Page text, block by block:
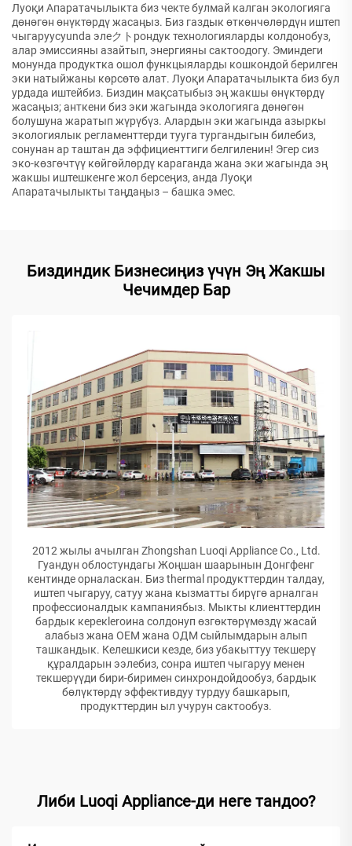
Луоқи Апаратачылыкта биз чекте булмай калган экологияга
дөнөгөн өнүктөрдү жасаңыз. Биз газдык өткөнчөлөрдүн иштеп
чыгаруусуunda элеクトрондук технологияларды колдонобуз,
алар эмиссияны азайтып, энергияны сактоодогу. Эминдеги
монунда продуктка ошол функцыяларды кошкондой берилген
эки натыйжаны көрсөтө алат. Луоқи Апаратачылыкта биз бул
урдада иштейбиз. Биздин мақсатыбыз эң жакшы өнүктөрдү
жасаңыз; анткени биз эки жагында экологияга дөнөгөн
болушуна жаратып жүрүбүз. Алардын эки жагында азыркы
экологиялык регламенттерди тууга тургандыгын билебиз,
сонунан ар таштан да эффициенттиги белгиленин! Эгер сиз
эко-көзгөчтүү көйгөйлөрдү караганда жана эки жагында эң
жакшы иштешкенге жол берсеңиз, анда Луоқи
Апаратачылыкты таңдаңыз – башка эмес.
Биздиндик Бизнесиңиз үчүн Эң Жакшы
Чечимдер Бар
2012 жылы ачылган Zhongshan Luoqi Appliance Co., Ltd.
Гуандун облостундагы Жоңшан шаарынын Донгфенг
кентинде орналаскан. Биз thermal продукттердин талдау,
иштеп чыгаруу, сатуу жана кызматты бирүгө арналган
профессионалдык кампаниябыз. Мыкты клиенттердин
бардык керекleroина солдонуп өзгөктөрүмөздү жасай
алабыз жана ОЕМ жана ОДМ сыйлымдарын алып
ташкандык. Келешкиси кезде, биз убакыттуу текшерү
құралдарын ээлебиз, сонра иштеп чыгаруу менен
текшерүүди бири-биримен синхрондойдообуз, бардык
бөлүктөрдү эффективдуу турдуу башкарып,
продукттердин ыл учурун сактообуз.
Либи Luoqi Appliance-ди неге тандоо?